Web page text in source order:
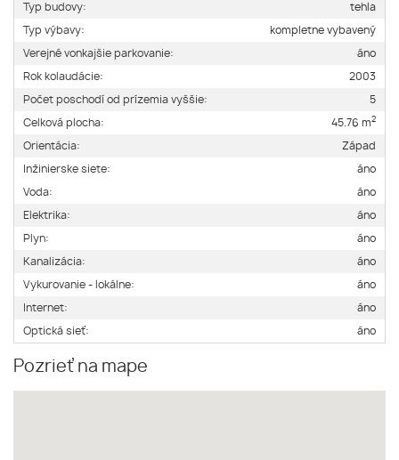
Typ budovy: tehla
Typ výbavy: kompletne vybavený
Verejné vonkajšie parkovanie: áno
Rok kolaudácie: 2003
Počet poschodí od prízemia vyššie: 5
Celková plocha: 45.76 m2
Orientácia: Západ
Inžinierske siete: áno
Voda: áno
Elektrika: áno
Plyn: áno
Kanalizácia: áno
Vykurovanie - lokálne: áno
Internet: áno
Optická sieť: áno
Pozrieť na mape